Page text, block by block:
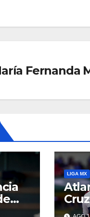
Fernanda
LIGA MX